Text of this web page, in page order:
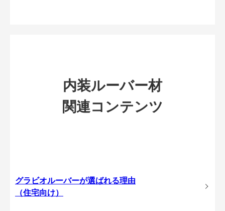
内装ルーバー材
関連コンテンツ
グラビオルーバーが選ばれる理由
（住宅向け）